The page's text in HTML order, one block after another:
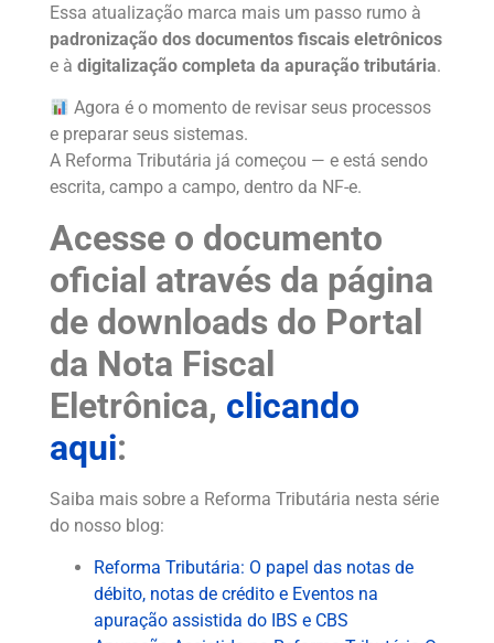
Essa atualização marca mais um passo rumo à
padronização dos documentos fiscais eletrônicos
e à digitalização completa da apuração tributária.
Agora é o momento de revisar seus processos
e preparar seus sistemas.
A Reforma Tributária já começou — e está sendo
escrita, campo a campo, dentro da NF-e.
Acesse o documento
oficial através da página
de downloads do Portal
da Nota Fiscal
Eletrônica, clicando
aqui:
Saiba mais sobre a Reforma Tributária nesta série
do nosso blog:
Reforma Tributária: O papel das notas de
débito, notas de crédito e Eventos na
apuração assistida do IBS e CBS